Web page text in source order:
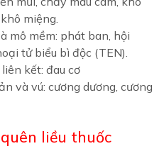
miệng.
mô mềm: phát ban, hội
tử biểu bì độc (TEN).
kết: đau cơ
và vú: cương dương, cương
liều thuốc